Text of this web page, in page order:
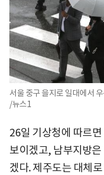
서울 중구 을지로 일대에서
/뉴스1
26일 기상청에 따르
보이겠고, 남부지방
겠다. 제주도는 대체